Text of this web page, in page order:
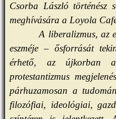
Csorba László történész
meghívására a Loyola
A liberalizmus, az
eszméje – ősforrását
érhető, az újkorban
protestantizmus
párhuzamosan a
filozófiai, ideológiai,